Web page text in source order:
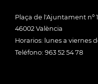
Plaça de l'Ajuntament nº 1
46002 València
Horarios: lunes a viernes
Teléfono: 963 52 54 78